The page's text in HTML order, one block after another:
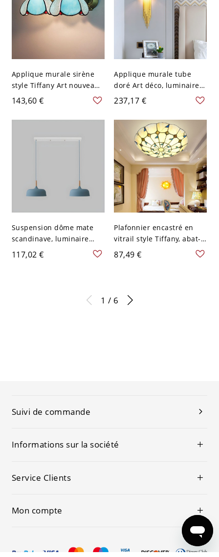
Applique murale sirène
style Tiffany Art nouveau,
luminaire de coiffeuse en
antique - 2 Bleu 110 V-120
143,60 €
Applique murale tube
doré Art déco, luminaire
de coiffeuse à abat-jour
éclairage d’ambiance
d’accent - 110 V-120 V
Bleu Petit
237,17 €
Suspension dôme mate
scandinave, luminaire
suspendu en aluminium
avec accent en bois
117,02 €
Plafonnier encastré en
vitrail style Tiffany, abat-
jour artisanal
géométrique pour
87,49 €
1 / 6
Suivi de commande
Informations sur la société
Service Clients
Mon compte